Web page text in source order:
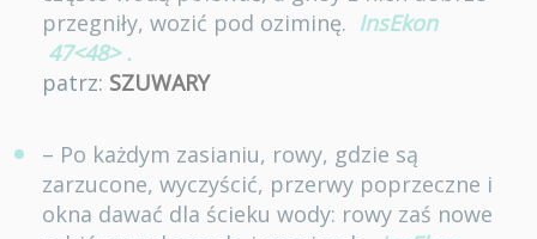
przegniły, wozić pod oziminę. InsEkon
47<48> .
patrz: SZUWARY
– Po każdym zasianiu, rowy, gdzie są
zarzucone, wyczyścić, przerwy poprzeczne i
okna dawać dla ścieku wody: rowy zaś nowe